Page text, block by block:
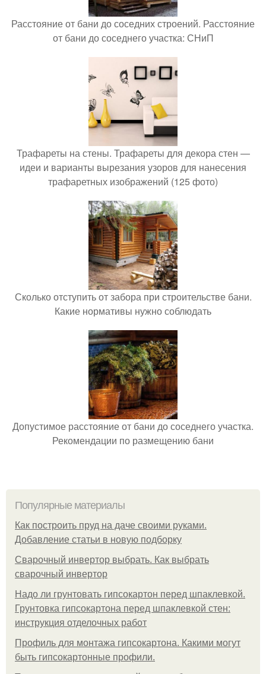
Расстояние от бани до соседних строений. Расстояние
от бани до соседнего участка: СНиП
Трафареты на стены. Трафареты для декора стен —
идеи и варианты вырезания узоров для нанесения
трафаретных изображений (125 фото)
Сколько отступить от забора при строительстве бани.
Какие нормативы нужно соблюдать
Допустимое расстояние от бани до соседнего участка.
Рекомендации по размещению бани
Популярные материалы
Как построить пруд на даче своими руками.
Добавление статьи в новую подборку
Сварочный инвертор выбрать. Как выбрать
сварочный инвертор
Надо ли грунтовать гипсокартон перед шпаклевкой.
Грунтовка гипсокартона перед шпаклевкой стен:
инструкция отделочных работ
Профиль для монтажа гипсокартона. Какими могут
быть гипсокартонные профили.